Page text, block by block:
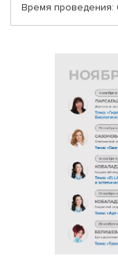
Время проведения: